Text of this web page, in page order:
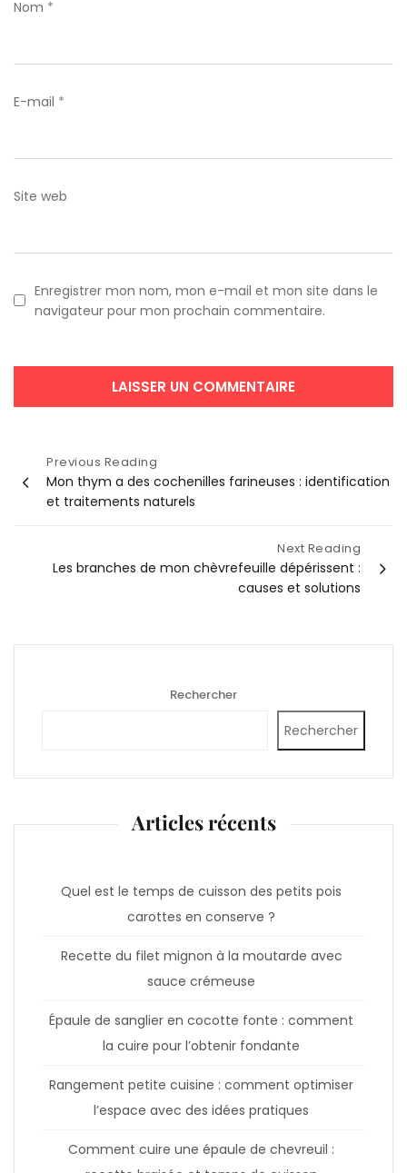
Nom *
E-mail *
Site web
Enregistrer mon nom, mon e-mail et mon site dans le
navigateur pour mon prochain commentaire.
Navigation
de
l’article
Previous Reading
Mon thym a des cochenilles farineuses : identification
et traitements naturels
Next Reading
Les branches de mon chèvrefeuille dépérissent :
causes et solutions
Rechercher
Rechercher
Articles récents
Quel est le temps de cuisson des petits pois
carottes en conserve ?
Recette du filet mignon à la moutarde avec
sauce crémeuse
Épaule de sanglier en cocotte fonte : comment
la cuire pour l’obtenir fondante
Rangement petite cuisine : comment optimiser
l’espace avec des idées pratiques
Comment cuire une épaule de chevreuil :